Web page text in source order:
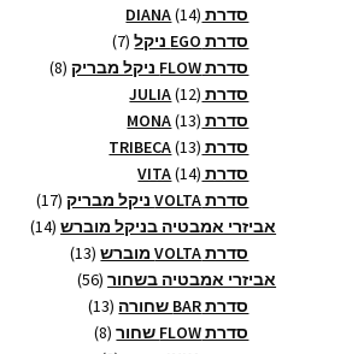
סדרת DIANA 14
14
מוצרים סדרת EGO ניקל 7
7
מוצרים
סדרת FLOW ניקל מבריק 8
8
סדרת JULIA 12
12
מוצרים סדרת MONA 13
13
מוצרים סדרת TRIBECA 13
13
מוצרים סדרת VITA 14
14
מוצרים סדרת VOLTA ניקל מבריק 17
17
מוצרים
אביזרי אמבטיה בניקל מוברש 14
14
סדרת VOLTA מוברש 13
13
אביזרי אמבטיה בשחור 56
56
סדרת BAR שחורה 13
13
מוצרים
סדרת FLOW שחור 8
8